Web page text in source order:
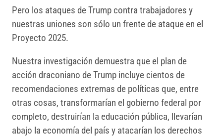
Pero los ataques de Trump contra trabajadores y
nuestras uniones son sólo un frente de ataque en el
Proyecto 2025.
Nuestra investigación demuestra que el plan de
acción draconiano de Trump incluye cientos de
recomendaciones extremas de políticas que, entre
otras cosas, transformarían el gobierno federal por
completo, destruirían la educación pública, llevarían
abajo la economía del país y atacarían los derechos